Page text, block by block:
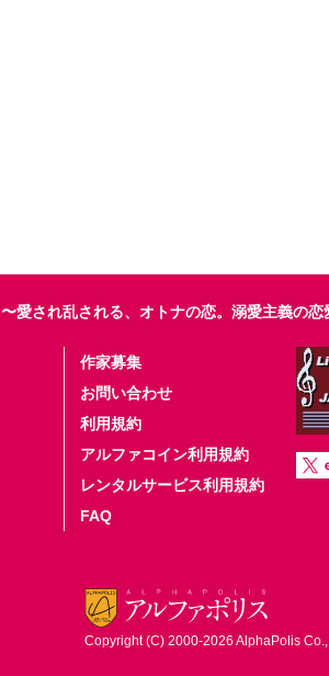
〜愛され乱される、オトナの恋。溺愛主義の恋
作家募集
お問い合わせ
利用規約
アルファコイン利用規約
レンタルサービス利用規約
FAQ
Copyright (C) 2000-2026 AlphaPolis